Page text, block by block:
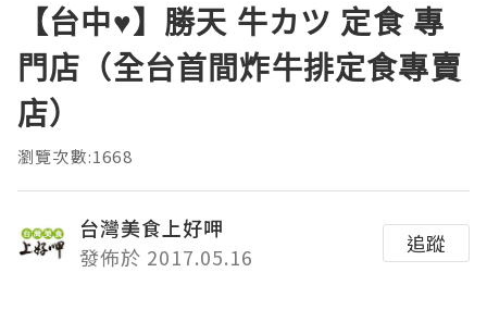
【台中♥】勝天 牛カツ 定食 專
門店（全台首間炸牛排定食專賣
店）
瀏覽次數:1668
台灣美食上好呷
發佈於 2017.05.16
追蹤